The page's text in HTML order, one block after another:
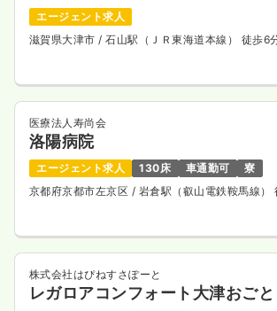
エージェント求人
滋賀県大津市 / 石山駅（ＪＲ東海道本線） 徒歩6
医療法人寿尚会
洛陽病院
エージェント求人 130床 車通勤可
寮
京都府京都市左京区 / 岩倉駅（叡山電鉄鞍馬線）
株式会社はぴねすさぽーと
レガロアコンフォート大津おごと